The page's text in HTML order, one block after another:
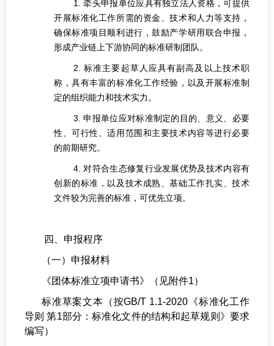
1. 牵头申报单位应具有独立法人资格，可提供
开展标准化工作所需的资金、技术和人力等支持，
确保标准项目顺利进行，鼓励产学研用联合申报，
形成产业链上下游协同的标准研制团队。
2. 标准主要起草人应具有副高及以上技术职
称，具有丰富的标准化工作经验，以及开展标准制
定的组织能力和技术实力。
3. 申报单位应对标准制定的目的、意义、必要
性、可行性、适用范围和主要技术内容等进行必要
的前期研究。
4. 对符合生态修复行业发展优势及技术内容有
创新的标准，以及技术成熟、基础工作扎实、技术
文件较为完善的标准，可优先立项。
四、申报程序
（一）申报材料
《团体标准立项申请书》（见附件1）
标准草案文本（按GB/T 1.1-2020《标准化工作
导则 第1部分：标准化文件的结构和起草规则》要求
编写）